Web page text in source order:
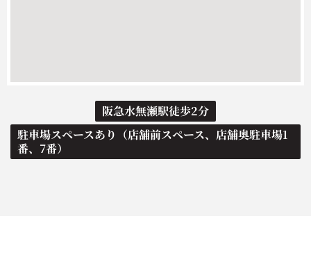
阪急水無瀬駅徒歩2分
駐車場スペースあり（店舗前スペース、店舗奥駐車場1
番、7番）